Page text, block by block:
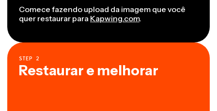
Comece fazendo upload da imagem que você
quer restaurar para Kapwing.com.
STEP 2
Restaurar e melhorar